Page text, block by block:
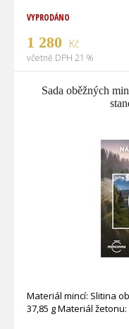
VYPRODÁNO
1 280 Kč
včetně DPH 21 %
Sada oběžných
Materiál mincí: Slitina
37,85 g Materiál žetonu: